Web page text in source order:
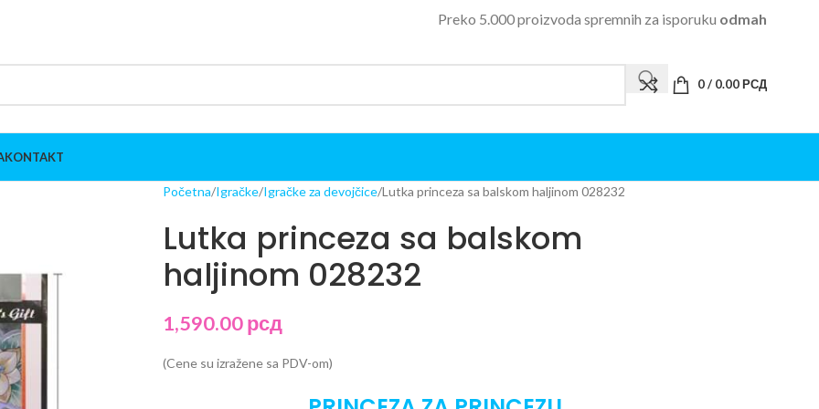
Preko 5.000 proizvoda spremnih za isporuku odmah
0/ 0.00РСД
KONTAKT
Početna Igračke Igračke za devojčice Lutka princeza sa balskom haljinom 028232
Lutka princeza sa balskom
haljinom 028232
1,590.00рсд
(Cene su izražene sa PDV-om)